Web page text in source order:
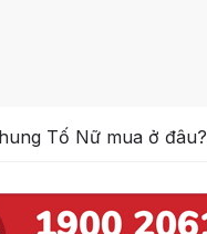
Tố Nữ mua ở đâu?